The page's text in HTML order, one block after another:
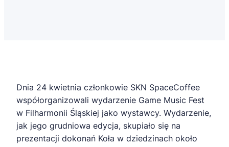
Dnia 24 kwietnia członkowie SKN SpaceCoffee
współorganizowali wydarzenie Game Music Fest
w Filharmonii Śląskiej jako wystawcy. Wydarzenie,
jak jego grudniowa edycja, skupiało się na
prezentacji dokonań Koła w dziedzinach około